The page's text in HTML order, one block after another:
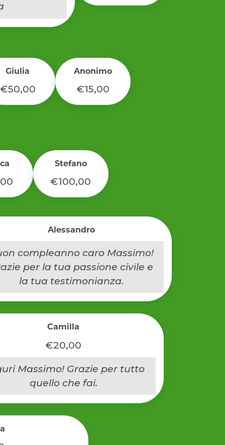
Giulia
€50,00
Anonimo
€15,00
Stefano
€100,00
Alessandro
compleanno caro Massimo!
per la tua passione civile e
la tua testimonianza.
Camilla
€20,00
Massimo! Grazie per tutto
quello che fai.